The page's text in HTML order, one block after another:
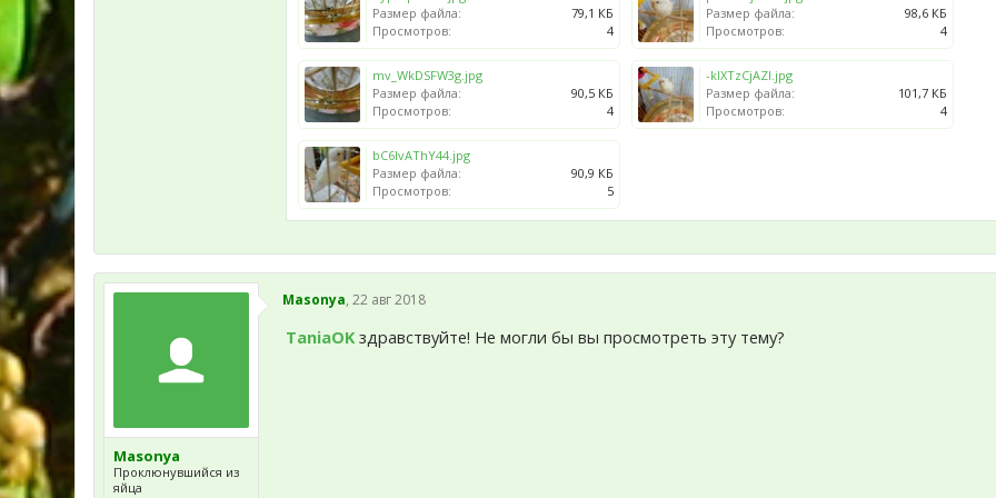
Размер файла:
79,1 КБ
Просмотров:
4
Размер файла:
98,6 КБ
Просмотров:
4
mv_WkDSFW3g.jpg
Размер файла:
90,5 КБ
Просмотров:
4
-kIXTzCjAZI.jpg
Размер файла:
101,7 КБ
Просмотров:
4
bC6lvAThY44.jpg
Размер файла:
90,9 КБ
Просмотров:
5
Masonya
Проклюнувшийся из
яйца
Masonya, 22 авг 2018
TaniaOK здравствуйте! Не могли бы вы просмотреть эту тему?